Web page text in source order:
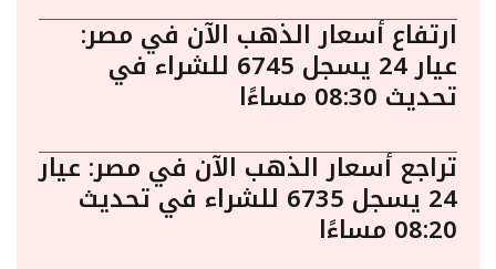
ارتفاع أسعار الذهب الآن في مصر:
عيار 24 يسجل 6745 للشراء في
تحديث 08:30 مساءًا
تراجع أسعار الذهب الآن في مصر: عيار
24 يسجل 6735 للشراء في تحديث
08:20 مساءًا